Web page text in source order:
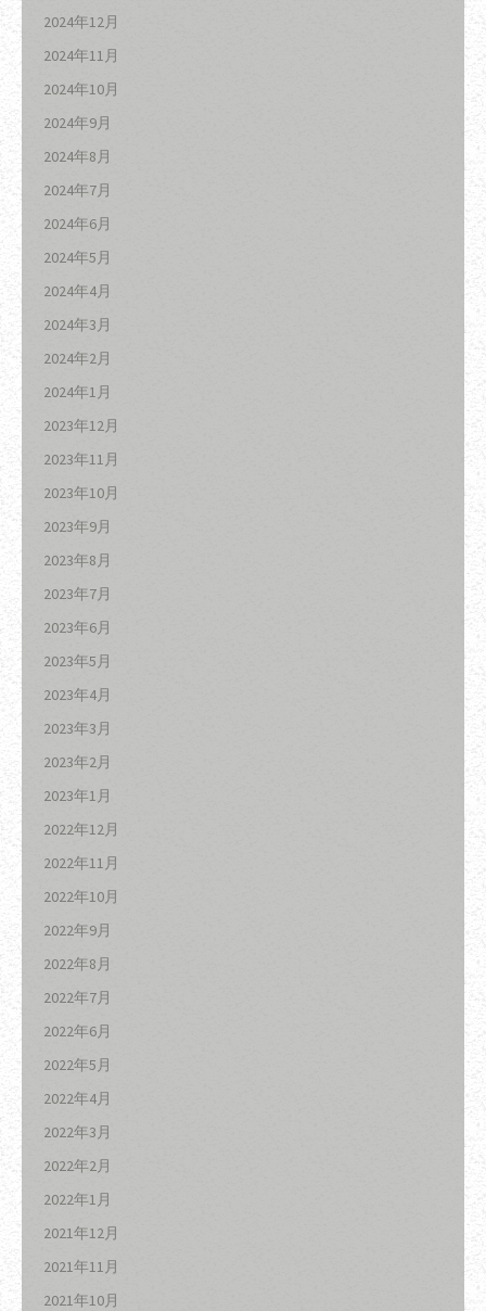
2024年12月
2024年11月
2024年10月
2024年9月
2024年8月
2024年7月
2024年6月
2024年5月
2024年4月
2024年3月
2024年2月
2024年1月
2023年12月
2023年11月
2023年10月
2023年9月
2023年8月
2023年7月
2023年6月
2023年5月
2023年4月
2023年3月
2023年2月
2023年1月
2022年12月
2022年11月
2022年10月
2022年9月
2022年8月
2022年7月
2022年6月
2022年5月
2022年4月
2022年3月
2022年2月
2022年1月
2021年12月
2021年11月
2021年10月